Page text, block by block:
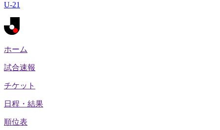
U-21
ホーム
試合速報
チケット
日程・結果
順位表